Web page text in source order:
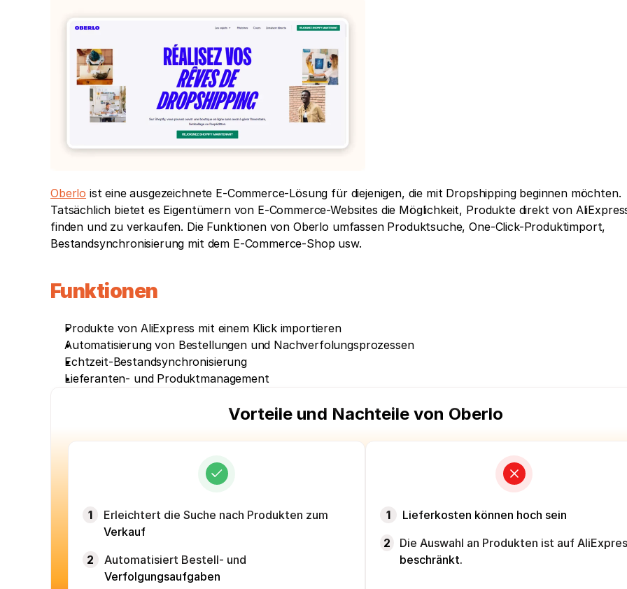
Oberlo ist eine ausgezeichnete E-Commerce-Lösung für diejenigen, die mit Dropshipping beginnen möchten.
Tatsächlich bietet es Eigentümern von E-Commerce-Websites die Möglichkeit, Produkte direkt von
finden und zu verkaufen. Die Funktionen von Oberlo umfassen Produktsuche, One-Click-Produktimport,
Bestandsynchronisierung mit dem E-Commerce-Shop usw.
Funktionen
Produkte von AliExpress mit einem Klick importieren
Automatisierung von Bestellungen und Nachverfolungsprozessen
Echtzeit-Bestandsynchronisierung
Lieferanten- und Produktmanagement
Vorteile und Nachteile von Oberlo
1
Erleichtert die Suche nach Produkten zum
Verkauf
2
Automatisiert Bestell- und
Verfolgungsaufgaben
1
Lieferkosten können hoch sein
2
Die Auswahl an Produkten ist auf
beschränkt.